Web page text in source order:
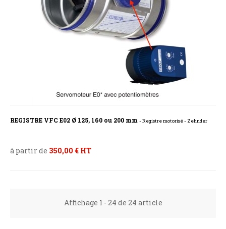
REGISTRE VFC E02 Ø 125, 160 ou 200 mm - Registre motorisé - Zehnder
à partir de 350,00 € HT
Affichage 1 - 24 de 24 article